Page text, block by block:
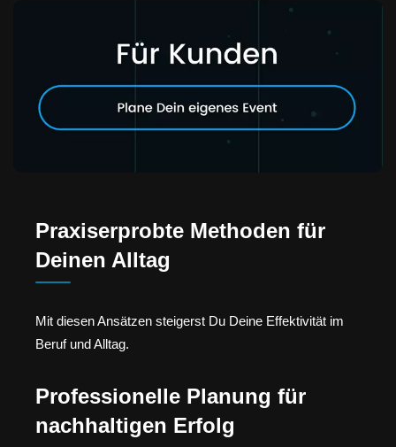
Praxiserprobte Methoden für
Deinen Alltag
Mit diesen Ansätzen steigerst Du Deine Effektivität im
Beruf und Alltag.
Professionelle Planung für
nachhaltigen Erfolg